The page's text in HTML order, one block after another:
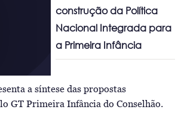
construção da Política
Nacional Integrada para
a Primeira Infância
a síntese das propostas
GT Primeira Infância do Conselhão.